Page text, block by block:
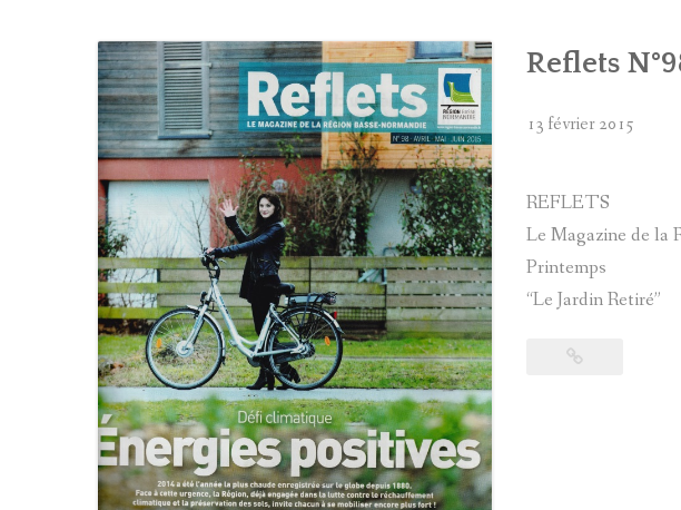
Reflets
13 février 2015
REFLETS
Le Magazine de la
Printemps
“Le Jardin Retiré”